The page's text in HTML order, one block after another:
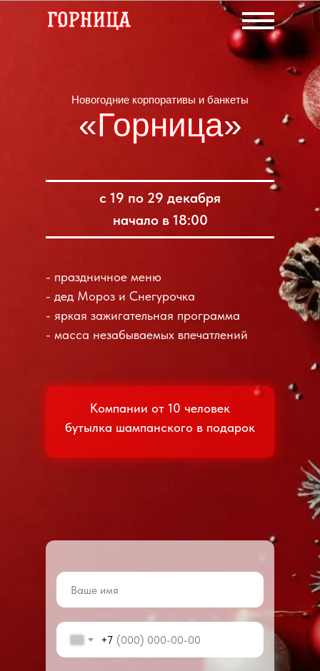
Горница
«Горница»
Новогодние корпоративы и банкеты
Компании от 10 человек
бутылка шампанского в подарок
- праздничное меню
- дед Мороз и Снегурочка
- яркая зажигательная программа
- масса незабываемых впечатлений
+7
с 19 по 29 декабря
начало в 18:00